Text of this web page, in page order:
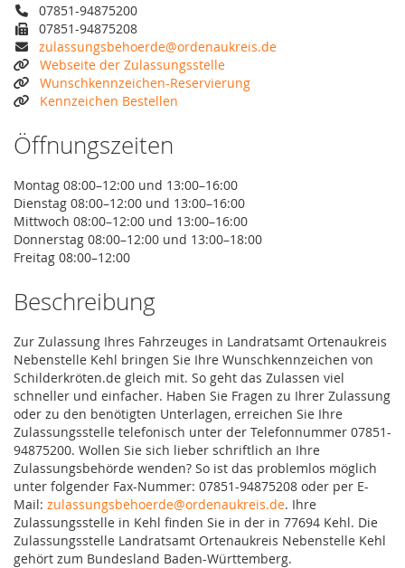
07851-94875200
07851-94875208
zulassungsbehoerde@ordenaukreis.de
Webseite der Zulassungsstelle
Wunschkennzeichen-Reservierung
Kennzeichen Bestellen
Öffnungszeiten
Montag 08:00–12:00 und 13:00–16:00
Dienstag 08:00–12:00 und 13:00–16:00
Mittwoch 08:00–12:00 und 13:00–16:00
Donnerstag 08:00–12:00 und 13:00–18:00
Freitag 08:00–12:00
Beschreibung
Zur Zulassung Ihres Fahrzeuges in Landratsamt Ortenaukreis
Nebenstelle Kehl bringen Sie Ihre Wunschkennzeichen von
Schilderkröten.de gleich mit. So geht das Zulassen viel
schneller und einfacher. Haben Sie Fragen zu Ihrer Zulassung
oder zu den benötigten Unterlagen, erreichen Sie Ihre
Zulassungsstelle telefonisch unter der Telefonnummer 07851-
94875200. Wollen Sie sich lieber schriftlich an Ihre
Zulassungsbehörde wenden? So ist das problemlos möglich
unter folgender Fax-Nummer: 07851-94875208 oder per E-
Mail: zulassungsbehoerde@ordenaukreis.de. Ihre
Zulassungsstelle in Kehl finden Sie in der in 77694 Kehl. Die
Zulassungsstelle Landratsamt Ortenaukreis Nebenstelle Kehl
gehört zum Bundesland Baden-Württemberg.